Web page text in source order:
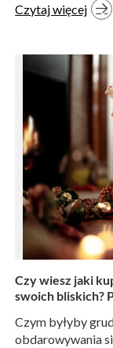
Czytaj więcej
Czy wiesz jaki
swoich bliskich?
Czym byłyby
obdarowywania